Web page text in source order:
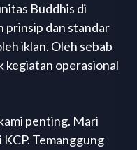
Buddhis di
prinsip dan standar
iklan. Oleh sebab
kegiatan operasional
penting. Mari
Temanggung